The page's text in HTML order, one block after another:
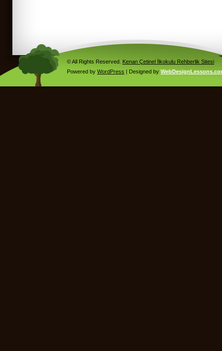
© All Rights Reserved. Kenan Çetinel İlkokulu Rehberlik Sitesi
Powered by WordPress | Designed by